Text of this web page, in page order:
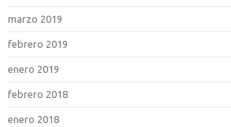
marzo 2019
febrero 2019
enero 2019
febrero 2018
enero 2018